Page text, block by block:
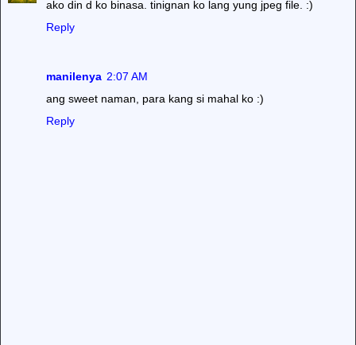
ako din d ko binasa. tinignan ko lang yung jpeg file. :)
Reply
manilenya 2:07 AM
ang sweet naman, para kang si mahal ko :)
Reply